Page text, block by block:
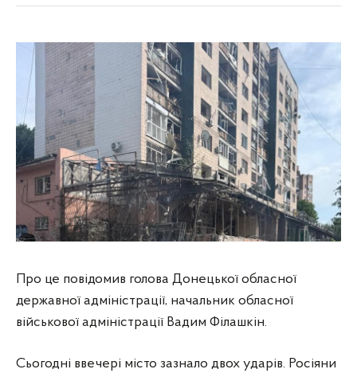
Про це повідомив голова Донецької обласної
державної адміністрації, начальник обласної
військової адміністрації Вадим Філашкін.
Сьогодні ввечері місто зазнало двох ударів. Росіяни